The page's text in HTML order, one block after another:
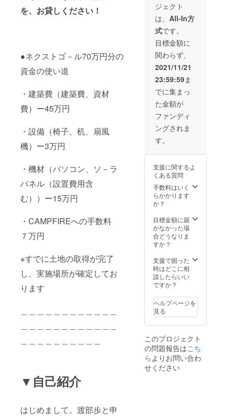
を、お貸しください！
●ネクストゴ－ル70万円分の
資金の使い道
・建築費（建築費、資材
費）ー45万円
・設備（椅子、机、扇風
機）ー3万円
・機材（パソコン、ソ－ラ
パネル（設置費用含
む））ー15万円
・CAMPFIREへの手数料
７万円
※すでに土地の取得が完了
し、実施場所が確定してお
ります
▼自己紹介
はじめまして。渡部歩と申
るもの
２．実
行者
援者が
前項に
定める
リター
ンに係
る権利
行使を
行う時
期及び
方法に
従わな
かった
場合で
援者に
対する
支援金
の返金
は行わ
れない
す。
は第三
者の名
誉・使
用、知
的財産
権その
他の権
利を侵
もの ⑤
その他
実行者
が不適
切であ
ると合
理的に
２．実
行者
は、支
援者が
前項に
定める
る権利
行使を
行う時
従わな
かった
場合で
あって
援者に
対する
支援金
の返金
れない
ものと
しま
す。
る名称
又は表
現等を
使用し
た場合
であっ
ても、
実行者
は当該
支援者
の指示
に従わ
ないこ
とがで
きるも
のと
であて
援者に
対する
支援金
の返金
ものと
しま
す。 ①
違反す
るもの
➁公序
良俗に
もの ③
政治活
動又は
宗教活
するも
の ④実
行者又
は第三
者の名
料を除
いたす
べて活
動内容
に充当
させて
いただ
きま
す。 ※
税制上
の優遇
対象で
はあり
ませ
ん。 ぜ
ひ応援
いいた
す。
にオン
ライン
で参加
できる
権にな
りま
す。 イ
ベント
内容：
スラム
の子た
ちによ
るダン
ス、生
演奏に
よる
(2022年
＊場所
(設立し
たラー
ニング
て) ＊オ
ンライ
ンでの
りま
す。 事
前に
Zoomの
ロード
をお願
い致し
ます。
事項】
スケ
ジュー
ルはク
ラウド
ジェクト
は、 All-In方
式です。
目標金額に
関わらず、
2021/11/21
23:59:59ま
でに集まっ
た金額が
ファンディ
ングされま
す。
支援に関するよ
くある質問
手数料はいく
らかかります
か？
目標金額に届
かなかった場
合どうなりま
すか？
支援で困った
時はどこに相
談したらいい
ですか？
ヘルプページを
見る
このプロジェクト
の問題報告はこち
らよりお問い合わ
せください